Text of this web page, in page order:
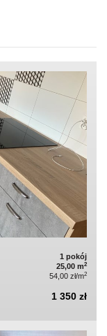
1 pokój
25,00 m2
54,00 zł/m2
1 350 zł